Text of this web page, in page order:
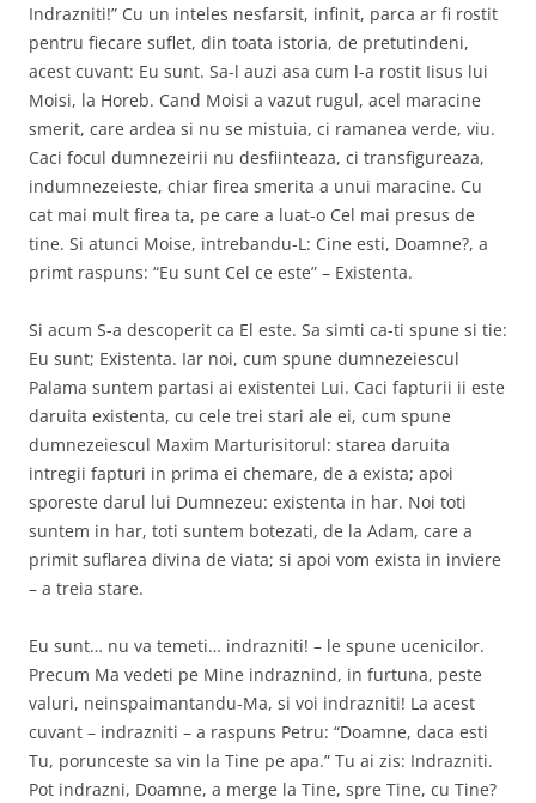
Indrazniti!” Cu un inteles nesfarsit, infinit, parca ar fi rostit
pentru fiecare suflet, din toata istoria, de pretutindeni,
acest cuvant: Eu sunt. Sa-l auzi asa cum l-a rostit Iisus lui
Moisi, la Horeb. Cand Moisi a vazut rugul, acel maracine
smerit, care ardea si nu se mistuia, ci ramanea verde, viu.
Caci focul dumnezeirii nu desfiinteaza, ci transfigureaza,
indumnezeieste, chiar firea smerita a unui maracine. Cu
cat mai mult firea ta, pe care a luat-o Cel mai presus de
tine. Si atunci Moise, intrebandu-L: Cine esti, Doamne?, a
primt raspuns: “Eu sunt Cel ce este” – Existenta.
Si acum S-a descoperit ca El este. Sa simti ca-ti spune si tie:
Eu sunt; Existenta. Iar noi, cum spune dumnezeiescul
Palama suntem partasi ai existentei Lui. Caci fapturii ii este
daruita existenta, cu cele trei stari ale ei, cum spune
dumnezeiescul Maxim Marturisitorul: starea daruita
intregii fapturi in prima ei chemare, de a exista; apoi
sporeste darul lui Dumnezeu: existenta in har. Noi toti
suntem in har, toti suntem botezati, de la Adam, care a
primit suflarea divina de viata; si apoi vom exista in inviere
– a treia stare.
Eu sunt… nu va temeti… indrazniti! – le spune ucenicilor.
Precum Ma vedeti pe Mine indraznind, in furtuna, peste
valuri, neinspaimantandu-Ma, si voi indrazniti! La acest
cuvant – indrazniti – a raspuns Petru: “Doamne, daca esti
Tu, porunceste sa vin la Tine pe apa.” Tu ai zis: Indrazniti.
Pot indrazni, Doamne, a merge la Tine, spre Tine, cu Tine?